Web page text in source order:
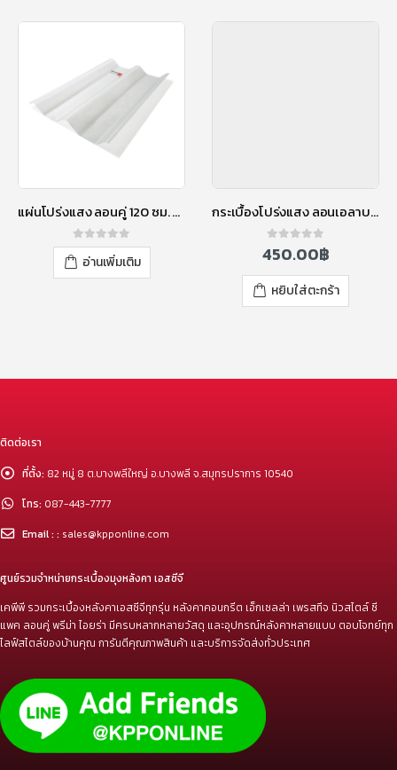
แผ่นโปร่งแสง ลอนคู่ 120 ซม. สีใส
0out of 5
อ่านเพิ่มเติม
กระเบื้องโปร่งแสง ลอนเอลาบานา
450.00฿
หยิบใส่ตะกร้า
ติดต่อเรา
ที่ตั้ง: 82 หมู่ 8 ต.บางพลีใหญ่ อ.บางพลี จ.สมุทรปราการ 10540
โทร: 087-443-7777
Email : : sales@kpponline.com
ศูนย์รวมจำหน่ายกระเบื้องมุงหลังคา เอสซีจี
เคพีพี รวมกระเบื้องหลังคาเอสซีจีทุกรุ่น หลังคาคอนกรีต เอ็กเซลล่า เพรสทีจ นิวสไตล์ ซี
แพค ลอนคู่ พรีม่า ไอยร่า มีครบหลากหลายวัสดุ และอุปกรณ์หลังคาหลายแบบ ตอบโจทย์ทุก
ไลฟ์สไตล์ของบ้านคุณ การันตีคุณภาพสินค้า และบริการจัดส่งทั่วประเทศ